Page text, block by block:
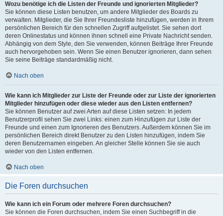
Wozu benötige ich die Listen der Freunde und ignorierten Mitglieder?
Sie können diese Listen benutzen, um andere Mitglieder des Boards zu
verwalten. Mitglieder, die Sie Ihrer Freundesliste hinzufügen, werden in Ihrem
persönlichen Bereich für den schnellen Zugriff aufgelistet. Sie sehen dort
deren Onlinestatus und können ihnen schnell eine Private Nachricht senden.
Abhängig von dem Style, den Sie verwenden, können Beiträge Ihrer Freunde
auch hervorgehoben sein. Wenn Sie einen Benutzer ignorieren, dann sehen
Sie seine Beiträge standardmäßig nicht.
Nach oben
Wie kann ich Mitglieder zur Liste der Freunde oder zur Liste der ignorierten
Mitglieder hinzufügen oder diese wieder aus den Listen entfernen?
Sie können Benutzer auf zwei Arten auf diese Listen setzen: In jedem
Benutzerprofil sehen Sie zwei Links: einen zum Hinzufügen zur Liste der
Freunde und einen zum Ignorieren des Benutzers. Außerdem können Sie im
persönlichen Bereich direkt Benutzer zu den Listen hinzufügen, indem Sie
deren Benutzernamen eingeben. An gleicher Stelle können Sie sie auch
wieder von den Listen entfernen.
Nach oben
Die Foren durchsuchen
Wie kann ich ein Forum oder mehrere Foren durchsuchen?
Sie können die Foren durchsuchen, indem Sie einen Suchbegriff in die